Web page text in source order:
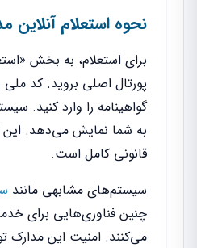
نحوه استعلام آنلاین
برای استعلام، به بخش
پورتال اصلی بروید. کد
به شما نمایش می‌دهد. این
قانونی کامل است.
سیستم‌های مشابهی مانند
چنین فناوری‌هایی برای
می‌کنند. امنیت این مدارک